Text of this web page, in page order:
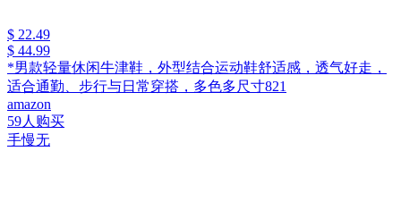
$ 22.49
$ 44.99
*男款轻量休闲牛津鞋，外型结合运动鞋舒适感，透气好走，
适合通勤、步行与日常穿搭，多色多尺寸821
amazon
59人购买
手慢无